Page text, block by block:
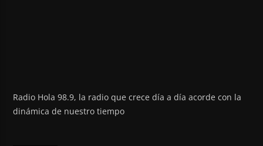
Radio Hola 98.9, la radio que crece día a día acorde con la
dinámica de nuestro tiempo